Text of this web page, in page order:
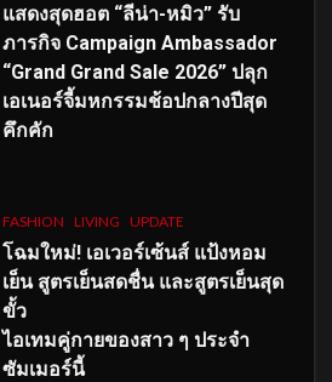
แสดงสุดฮอต “ลีน่า-หมิว” รับ
ภารกิจ Campaign Ambassador
“Grand Grand Sale 2026” ปลุก
เอเนอร์จี้มหกรรมช้อปกลางปีสุด
คึกคัก
FASHION LIVING UPDATE
โฉมใหม่! เอเวอร์เซ้นส์ แป้งหอม
เย็น สูตรเย็นสดชื่น และสูตรเย็นสุด
ขั้ว
ไอเทมคู่กายของสาว ๆ ประจำ
ซัมเมอร์นี้